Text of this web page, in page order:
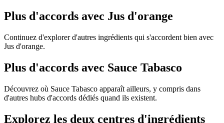
Plus d'accords avec Jus d'orange
Continuez d'explorer d'autres ingrédients qui s'accordent bien avec
Jus d'orange.
Plus d'accords avec Sauce Tabasco
Découvrez où Sauce Tabasco apparaît ailleurs, y compris dans
d'autres hubs d'accords dédiés quand ils existent.
Explorez les deux centres d'ingrédients